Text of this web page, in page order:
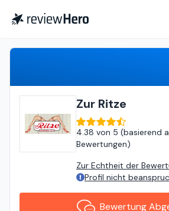
Zur Ritze
4.38 von 5 (basierend
Bewertungen)
Zur Echtheit der
Profil nicht
Bewertung